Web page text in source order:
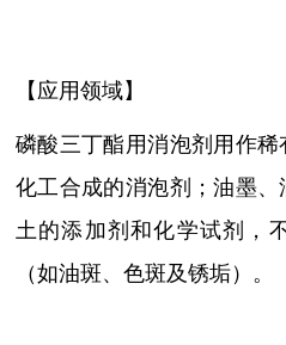
【应用领域】
磷酸三丁酯用消泡剂 用作
化工合成的消泡剂；油墨
土的添加剂和化学试剂
，
（如油斑、色斑及锈垢）。